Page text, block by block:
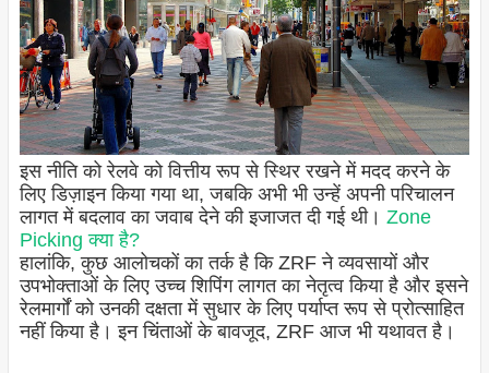
इस नीति को रेलवे को वित्तीय रूप से स्थिर रखने में मदद करने के
लिए डिज़ाइन किया गया था, जबकि अभी भी उन्हें अपनी परिचालन
लागत में बदलाव का जवाब देने की इजाजत दी गई थी। Zone
Picking क्या है?
हालांकि, कुछ आलोचकों का तर्क है कि ZRF ने व्यवसायों और
उपभोक्ताओं के लिए उच्च शिपिंग लागत का नेतृत्व किया है और इसने
रेलमार्गों को उनकी दक्षता में सुधार के लिए पर्याप्त रूप से प्रोत्साहित
नहीं किया है। इन चिंताओं के बावजूद, ZRF आज भी यथावत है।